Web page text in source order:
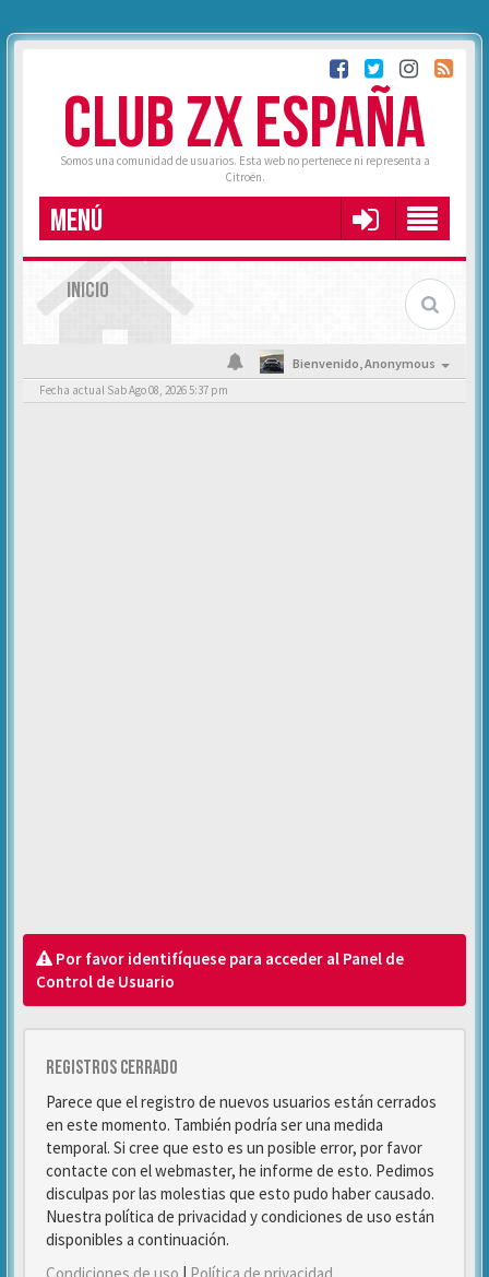
CLUB ZX ESPAÑA
Somos una comunidad de usuarios. Esta web no pertenece ni representa a
Citroën.
MENÚ
INICIO
Bienvenido,Anonymous
Fecha actual Sab Ago 08, 2026 5:37 pm
Por favor identifíquese para acceder al Panel de
Control de Usuario
Registros cerrado
Parece que el registro de nuevos usuarios están cerrados
en este momento. También podría ser una medida
temporal. Si cree que esto es un posible error, por favor
contacte con el webmaster, he informe de esto. Pedimos
disculpas por las molestias que esto pudo haber causado.
Nuestra política de privacidad y condiciones de uso están
disponibles a continuación.